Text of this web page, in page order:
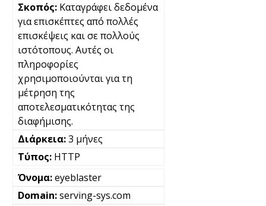
Καταγράφει δεδομένα
για επισκέπτες από πολλές
επισκέψεις και σε πολλούς
ιστότοπους. Αυτές οι
πληροφορίες
χρησιμοποιούνται για τη
μέτρηση της
αποτελεσματικότητας της
διαφήμισης.
3 μήνες
HTTP
eyeblaster
serving-sys.com